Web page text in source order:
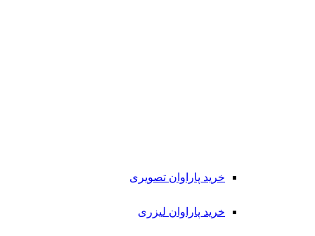
خرید پاراوان تصویری
خرید پاراوان لیزری